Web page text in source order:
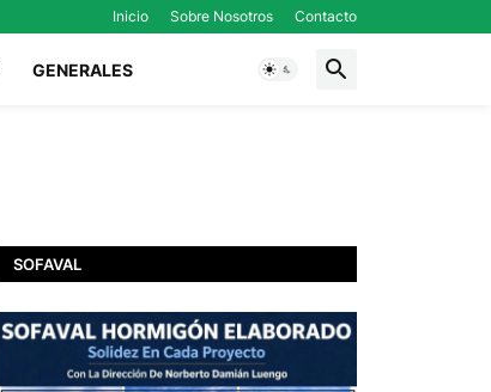
Inicio Sobre Nosotros Contacto
GENERALES
SOFAVAL